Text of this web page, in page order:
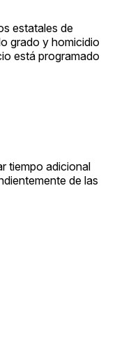
estatales de
grado y homicidio
está programado
tiempo adicional
de las